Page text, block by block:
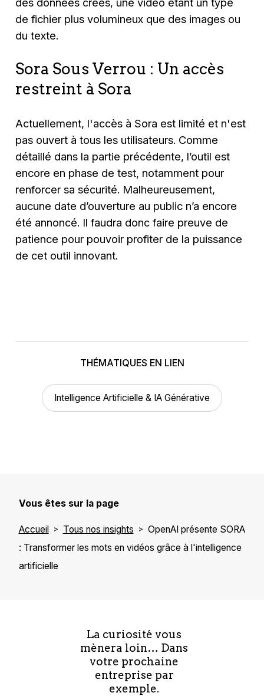
de fichier plus volumineux que des images ou
du texte.
Sora Sous Verrou : Un accès
restreint à Sora
Actuellement, l'accès à Sora est limité et n'est
pas ouvert à tous les utilisateurs. Comme
détaillé dans la partie précédente, l’outil est
encore en phase de test, notamment pour
renforcer sa sécurité. Malheureusement,
aucune date d’ouverture au public n’a encore
été annoncé. Il faudra donc faire preuve de
patience pour pouvoir profiter de la puissance
de cet outil innovant.
THÉMATIQUES EN LIEN
Intelligence Artificielle & IA Générative
Vous êtes sur la page
Accueil Tous nos insights
OpenAI présente SORA
: Transformer les mots en vidéos grâce à l'intelligence
artificielle
La curiosité vous
mènera loin… Dans
votre prochaine
entreprise par
exemple.